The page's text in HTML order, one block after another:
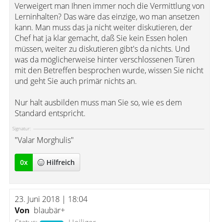
Verweigert man Ihnen immer noch die Vermittlung von
Lerninhalten? Das wäre das einzige, wo man ansetzen
kann. Man muss das ja nicht weiter diskutieren, der
Chef hat ja klar gemacht, daß Sie kein Essen holen
müssen, weiter zu diskutieren gibt's da nichts. Und
was da möglicherweise hinter verschlossenen Türen
mit den Betreffen besprochen wurde, wissen Sie nicht
und geht Sie auch primär nichts an.
Nur halt ausbilden muss man Sie so, wie es dem
Standard entspricht.
Signatur:
"Valar Morghulis"
0x Hilfreich
23. Juni 2018 | 18:04
Von blaubär+